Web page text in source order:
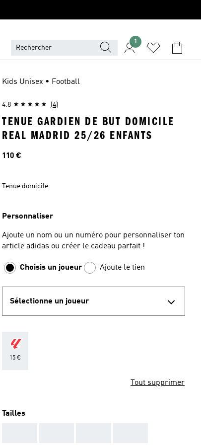
1
Kids Unisex • Football
4.8 (4)
TENUE GARDIEN DE BUT DOMICILE
REAL MADRID 25/26 ENFANTS
Prix
110 €
Tenue domicile
Personnaliser
Ajoute un nom ou un numéro pour personnaliser ton
article adidas ou créer le cadeau parfait !
Choisis un joueur Ajoute le tien
Sélectionne un joueur
15 €
Tout supprimer
Tailles